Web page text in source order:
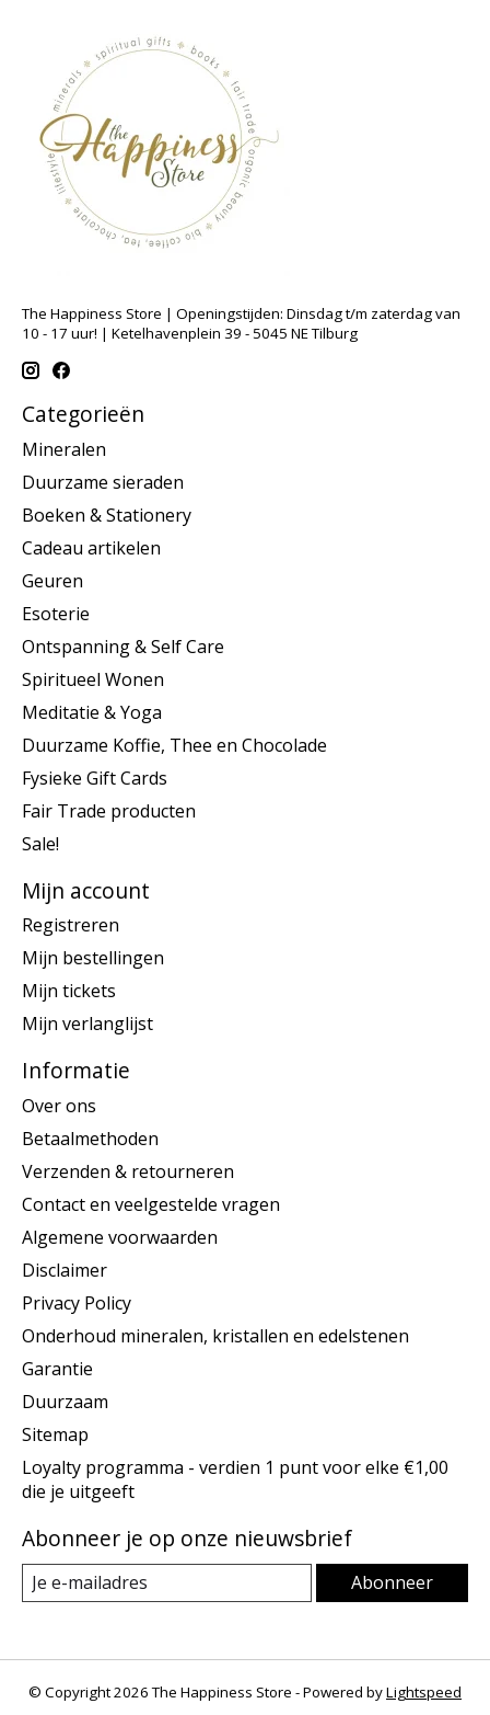
The Happiness Store | Openingstijden: Dinsdag t/m zaterdag van
10 - 17 uur! | Ketelhavenplein 39 - 5045 NE Tilburg
Categorieën
Mineralen
Duurzame sieraden
Boeken & Stationery
Cadeau artikelen
Geuren
Esoterie
Ontspanning & Self Care
Spiritueel Wonen
Meditatie & Yoga
Duurzame Koffie, Thee en Chocolade
Fysieke Gift Cards
Fair Trade producten
Sale!
Mijn account
Registreren
Mijn bestellingen
Mijn tickets
Mijn verlanglijst
Informatie
Over ons
Betaalmethoden
Verzenden & retourneren
Contact en veelgestelde vragen
Algemene voorwaarden
Disclaimer
Privacy Policy
Onderhoud mineralen, kristallen en edelstenen
Garantie
Duurzaam
Sitemap
Loyalty programma - verdien 1 punt voor elke €1,00
die je uitgeeft
Abonneer je op onze nieuwsbrief
Abonneer
© Copyright 2026 The Happiness Store - Powered byLightspeed